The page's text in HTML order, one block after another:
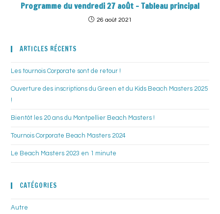
Programme du vendredi 27 août – Tableau principal
26 août 2021
ARTICLES RÉCENTS
Les tournois Corporate sont de retour !
Ouverture des inscriptions du Green et du Kids Beach Masters 2025
!
Bientôt les 20 ans du Montpellier Beach Masters !
Tournois Corporate Beach Masters 2024
Le Beach Masters 2023 en 1 minute
CATÉGORIES
Autre